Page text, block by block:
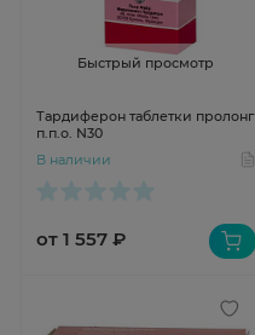
Быстрый просмотр
Тардиферон таблетки пролонг
п.п.о. N30
В наличии
от 1 557 ₽